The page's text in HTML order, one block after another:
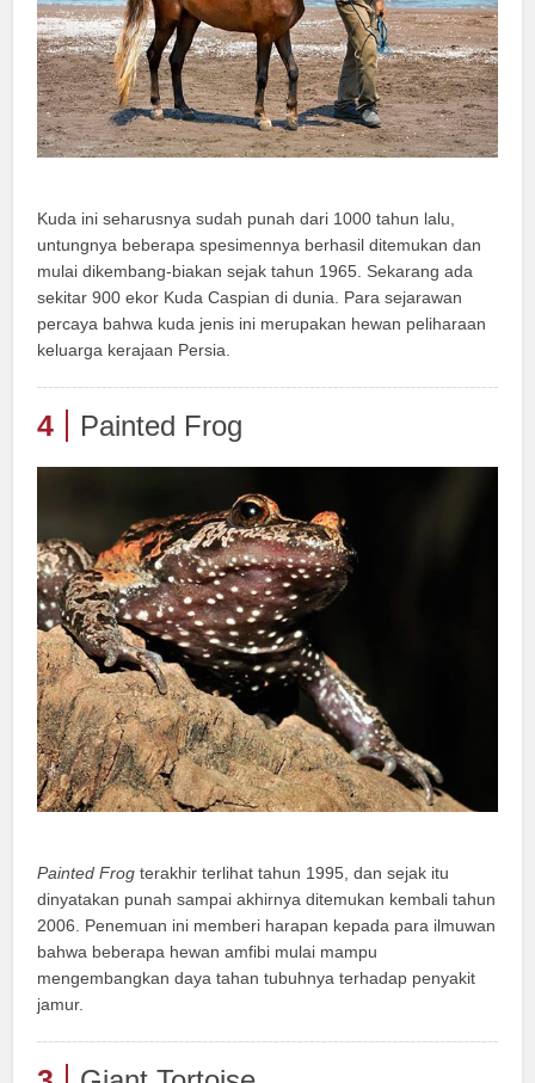
Kuda ini seharusnya sudah punah dari 1000 tahun lalu,
untungnya beberapa spesimennya berhasil ditemukan dan
mulai dikembang-biakan sejak tahun 1965. Sekarang ada
sekitar 900 ekor Kuda Caspian di dunia. Para sejarawan
percaya bahwa kuda jenis ini merupakan hewan peliharaan
keluarga kerajaan Persia.
4 Painted Frog
Painted Frog terakhir terlihat tahun 1995, dan sejak itu
dinyatakan punah sampai akhirnya ditemukan kembali tahun
2006. Penemuan ini memberi harapan kepada para ilmuwan
bahwa beberapa hewan amfibi mulai mampu
mengembangkan daya tahan tubuhnya terhadap penyakit
jamur.